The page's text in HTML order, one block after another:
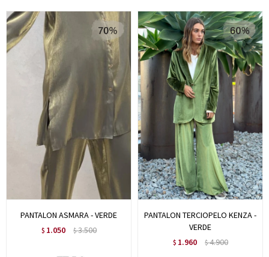
PANTALON ASMARA - VERDE
$ 1.050 $3.500
PANTALON TERCIOPELO KENZA -
VERDE
$ 1.960 $4.900